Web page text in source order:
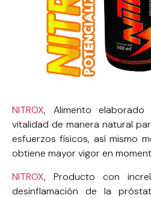
NITROX, Alimento
vitalidad de manera natural
esfuerzos físicos, así mismo
obtiene mayor vigor en
NITROX, Producto con
desinflamación de la